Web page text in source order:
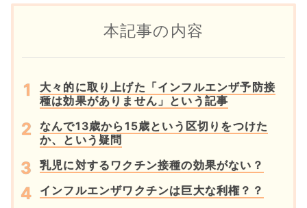
本記事の内容
大々的に取り上げた「インフルエンザ予防接
種は効果がありません」という記事
なんで13歳から15歳という区切りをつけた
か、という疑問
乳児に対するワクチン接種の効果がない？
インフルエンザワクチンは巨大な利権？？